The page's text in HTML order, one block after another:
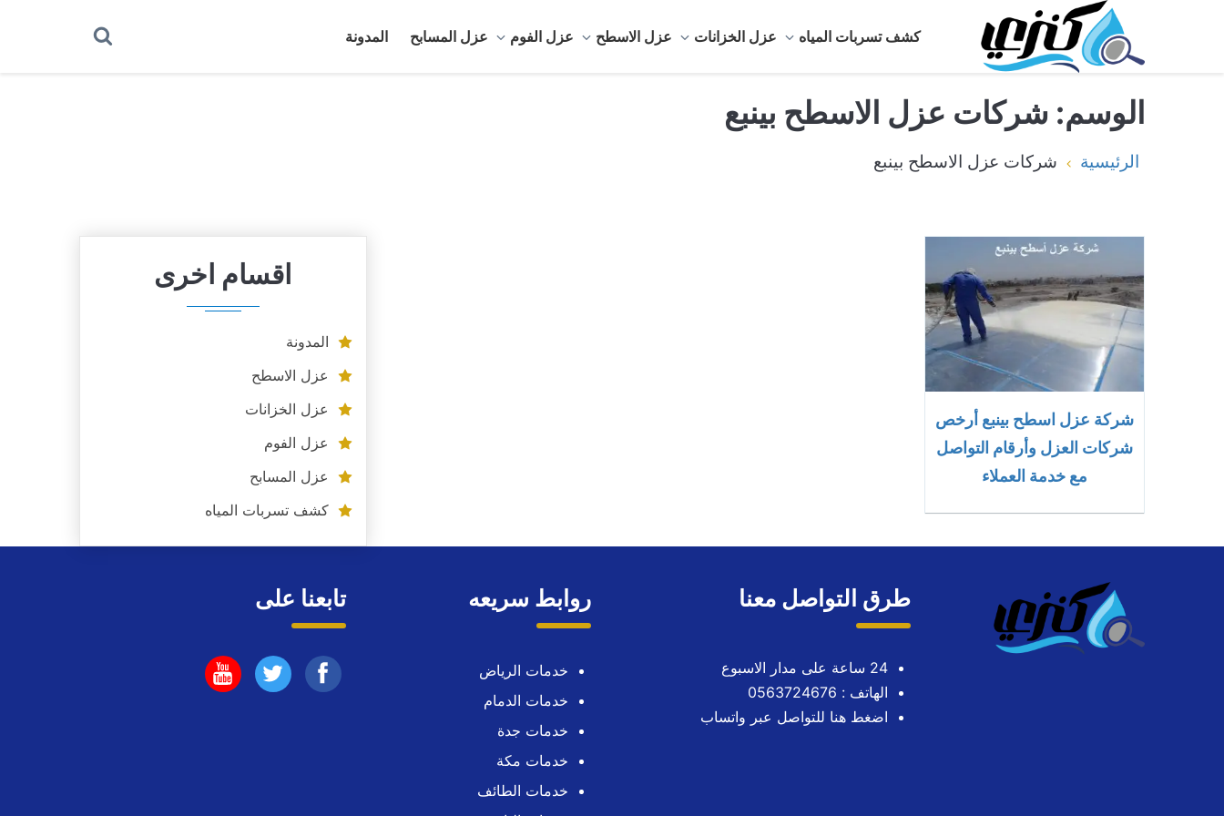
كشف تسربات المياه عزل الخزانات عزل الاسطح عزل الفوم عزل المسابح المدونة
الوسم: شركات عزل الاسطح بينبع
الرئيسية شركات عزل الاسطح بينبع
شركة عزل اسطح بينبع أرخص
شركات العزل وأرقام التواصل
مع خدمة العملاء
اقسام اخرى
المدونة
عزل الاسطح
عزل الخزانات
عزل الفوم
عزل المسابح
كشف تسربات المياه
طرق التواصل معنا
24 ساعة على مدار الاسبوع
الهاتف : 0563724676
اضغط هنا للتواصل عبر واتساب
روابط سريعه
خدمات الرياض
خدمات الدمام
خدمات جدة
خدمات مكة
خدمات الطائف
تابعنا على
تابعنا تابعنا تابعنا